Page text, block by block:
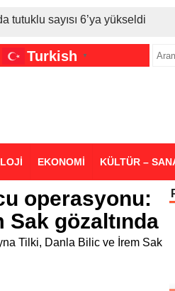
tutuklu sayısı 6’ya yükseldi
Motorine tüm zamanların en
Turkish ▼
EKONOMİ KÜLTÜR –
operasyonu:
gözaltında
Tilki, Danla Bilic ve İrem Sak